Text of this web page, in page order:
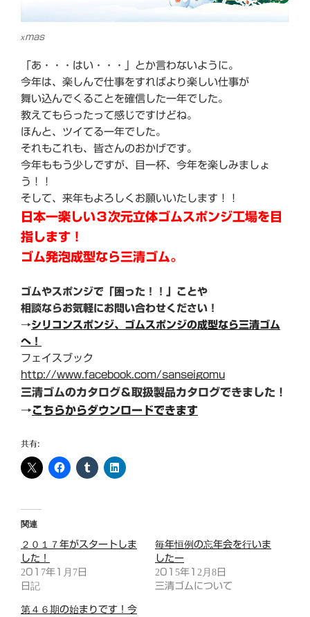
xmas
「あ・・・はい・・・」とか言わないように。
今年は、楽しんで仕事をすればより楽しい仕事が
舞い込んでくることを確信した一年でした。
教えてもらったって感じですけどね。
ほんと、ツイてる一年でした。
それもこれも、皆さんのおかげです。
今年ももう少しですが、目一杯、今年を楽しみましょ
う！！
そして、来年もよろしくお願いいたします！！
日本一楽しい３次元立体ゴムスポンジ工場を目
指します！
ゴム発泡成型なら三清ゴム。
ゴムやスポンジで「困った！！」ことや
相談ならお気軽にお問い合わせください！
→シリコンスポンジ、ゴムスポンジの成型なら三清ゴム
へ！
フェイスブック
http://www.facebook.com/sanseigomu
三清ゴムのカタログ＆取扱製品カタログできました！
→こちらからダウンロードできます
共有:
関連
２０１７年がスタートしま
した！
2017年1月7日
日記
毎年恒例の忘年会を行いま
したー
2015年12月8日
三清ゴムについて
第４６期の始まりです！今